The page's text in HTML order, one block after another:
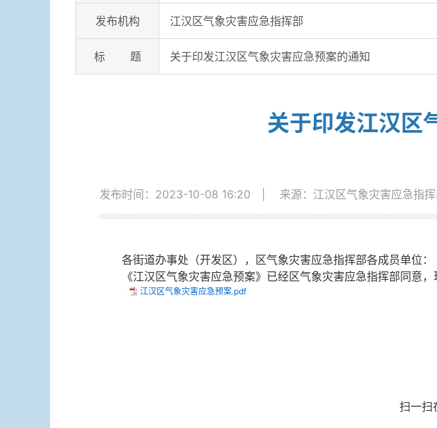
发布机构 江汉区气象灾害应急指挥部
标 题 关于印发江汉区气象灾害应急预案的通知
关于印发江汉区
发布时间：2023-10-08 16:20 来源：江汉区气象灾害应急指
各街道办事处（开发区），区气象灾害应急指挥部各成员单位：
《江汉区气象灾害应急预案》已经区气象灾害应急指挥部同意
江汉区气象灾害应急预案.pdf
扫一扫